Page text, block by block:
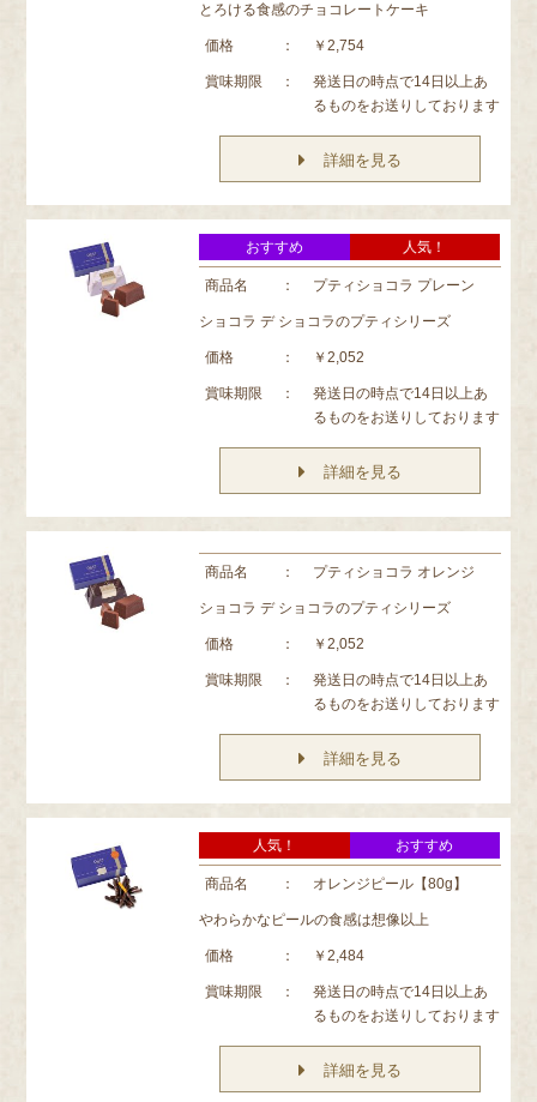
とろける食感のチョコレートケーキ
価格 ： ￥2,754
賞味期限 ：
発送日の時点で14日以上あ
るものをお送りしております
詳細を見る
おすすめ 人気！
商品名 ： プティショコラ プレーン
ショコラ デ ショコラのプティシリーズ
価格 ： ￥2,052
賞味期限 ：
発送日の時点で14日以上あ
るものをお送りしております
詳細を見る
商品名 ： プティショコラ オレンジ
ショコラ デ ショコラのプティシリーズ
価格 ： ￥2,052
賞味期限 ：
発送日の時点で14日以上あ
るものをお送りしております
詳細を見る
人気！ おすすめ
商品名 ： オレンジピール【80g】
やわらかなピールの食感は想像以上
価格 ： ￥2,484
賞味期限 ：
発送日の時点で14日以上あ
るものをお送りしております
詳細を見る